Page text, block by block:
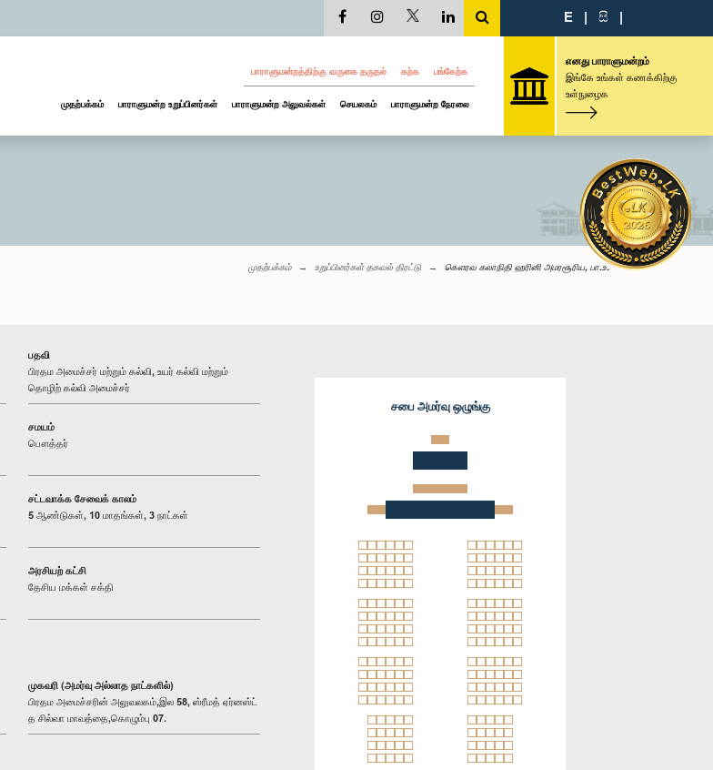
E | සි |
பாராளுமன்றத்திற்கு வருகை தருதல் கற்க பங்கேற்க
முதற்பக்கம் பாராளுமன்ற உறுப்பினர்கள் பாராளுமன்ற அலுவல்கள் செயலகம் பாராளுமன்ற நேரலை
எனது பாராளுமன்றம்
இங்கே உங்கள் கணக்கிற்கு
உள்நுழைக
முதற்பக்கம் உறுப்பினர்கள் தகவல் திரட்டு கௌரவ கலாநிதி ஹரினி அமரசூரிய, பா.உ.
பதவி
பிரதம அமைச்சர் மற்றும் கல்வி, உயர் கல்வி மற்றும்
தொழிற் கல்வி அமைச்சர்
சமயம்
பௌத்தர்
சட்டவாக்க சேவைக் காலம்
5 ஆண்டுகள், 10 மாதங்கள், 3 நாட்கள்
அரசியற் கட்சி
தேசிய மக்கள் சக்தி
முகவரி (அமர்வு அல்லாத நாட்களில்)
பிரதம அமைச்சரின் அலுவலகம்,இல 58, ஸ்ரீமத் ஏர்னஸ்ட்
த சில்வா மாவத்தை,கொழும்பு 07.
சபை அமர்வு ஒழுங்கு